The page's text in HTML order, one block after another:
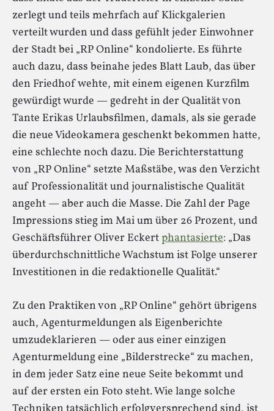
zerlegt und teils mehrfach auf Klickgalerien
verteilt wurden und dass gefühlt jeder Einwohner
der Stadt bei „RP Online“ kondolierte. Es führte
auch dazu, dass beinahe jedes Blatt Laub, das über
den Friedhof wehte, mit einem eigenen Kurzfilm
gewürdigt wurde — gedreht in der Qualität von
Tante Erikas Urlaubsfilmen, damals, als sie gerade
die neue Videokamera geschenkt bekommen hatte,
eine schlechte noch dazu. Die Berichterstattung
von „RP Online“ setzte Maßstäbe, was den Verzicht
auf Professionalität und journalistische Qualität
angeht — aber auch die Masse. Die Zahl der Page
Impressions stieg im Mai um über 26 Prozent, und
Geschäftsführer Oliver Eckertphantasierte: „Das
überdurchschnittliche Wachstum ist Folge unserer
Investitionen in die redaktionelle Qualität.“
Zu den Praktiken von „RP Online“ gehört übrigens
auch, Agenturmeldungen als Eigenberichte
umzudeklarieren — oder aus einer einzigen
Agenturmeldung eine „Bilderstrecke“ zu machen,
in dem jeder Satz eine neue Seite bekommt und
auf der ersten ein Foto steht. Wie lange solche